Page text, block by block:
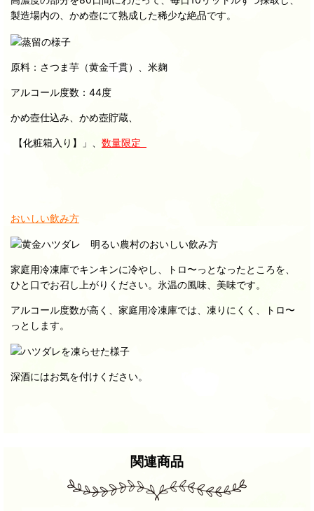
製造場内の、かめ壺にて熟成した稀少な絶品です。
原料：さつま芋（黄金千貫）、米麹
アルコール度数：44度
かめ壺仕込み、かめ壺貯蔵、
【化粧箱入り】」、 数量限定
おいしい飲み方
家庭用冷凍庫でキンキンに冷やし、トロ〜っとなったところを、
ひと口でお召し上がりください。氷温の風味、美味です。
アルコール度数が高く、家庭用冷凍庫では、凍りにくく、トロ〜
っとします。
深酒にはお気を付けください。
関連商品